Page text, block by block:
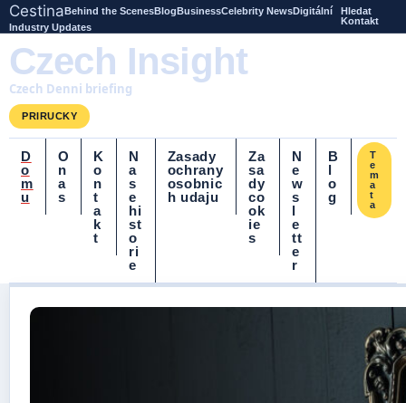
CestinaBehind the ScenesBlogBusinessCelebrity NewsDigitální
Industry Updates
Hledat
Kontakt
Czech Insight
Czech Denni briefing
PRIRUCKY
D
o
m
u
O
n
a
s
K
o
n
t
a
k
t
N
a
s
e
hi
st
o
ri
e
Zasady
ochrany
osobnic
h udaju
Za
sa
dy
co
ok
ie
s
N
e
w
s
l
e
tt
e
r
B
l
o
g
T
e
m
a
t
a